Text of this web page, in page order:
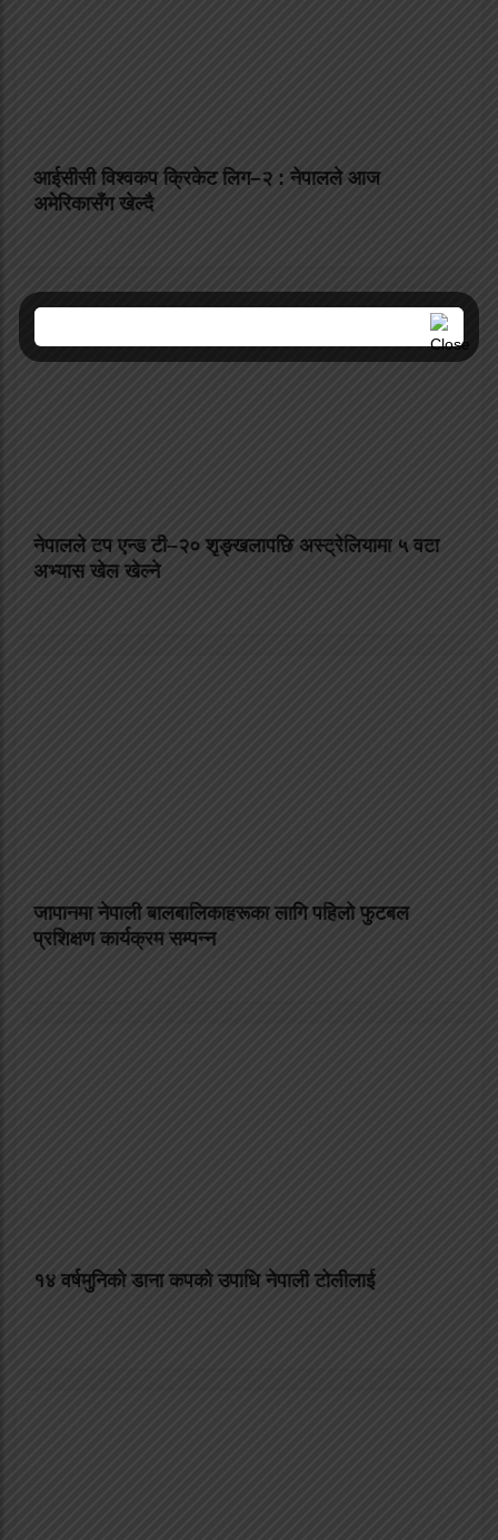
आईसीसी विश्वकप क्रिकेट लिग–२ : नेपालले आज
अमेरिकासँग खेल्दै
नेपालले टप एन्ड टी–२० शृङ्खलापछि अस्ट्रेलियामा ५ वटा
अभ्यास खेल खेल्ने
जापानमा नेपाली बालबालिकाहरूका लागि पहिलो फुटबल
प्रशिक्षण कार्यक्रम सम्पन्न
१४ वर्षमुनिको डाना कपको उपाधि नेपाली टोलीलाई